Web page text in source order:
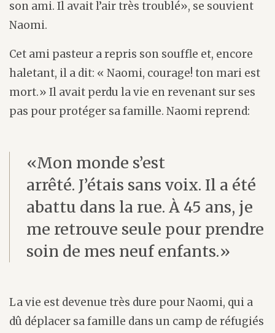
son ami. Il avait l’air très troublé», se souvient
Naomi.
Cet ami pasteur a repris son souffle et, encore
haletant, il a dit: « Naomi, courage! ton mari est
mort.» Il avait perdu la vie en revenant sur ses
pas pour protéger sa famille. Naomi reprend:
«Mon monde s’est
arrêté. J’étais sans voix. Il a été
abattu dans la rue. À 45 ans, je
me retrouve seule pour prendre
soin de mes neuf enfants.»
La vie est devenue très dure pour Naomi, qui a
dû déplacer sa famille dans un camp de réfugiés